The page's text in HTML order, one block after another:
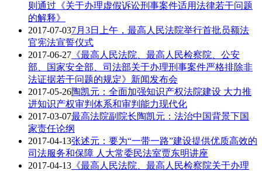
则通过《关于办理虚假诉讼刑事案件适用法律若干问题
的解释》
2017-07-037月3日上午，最高人民法院举行首批员额法
官宪法宣誓仪式
2017-06-27 《最高人民法院、最高人民检察院、公安
部、国家安全部、司法部关于办理刑事案件严格排除非
法证据若干问题的规定》新闻发布会
2017-05-26陶凯元：全面加强知识产权法院建设 大力推
进知识产权审判体系和审判能力现代化
2017-03-07最高法院副院长陶凯元：法治中国背景下国
家责任论纲
2017-04-13张述元：要为“一带一路”建设提供优质高效的
司法服务和保障 人大常委民法室贾东明讲座
2017-04-13 《最高人民法院、最高人民检察院关于办理